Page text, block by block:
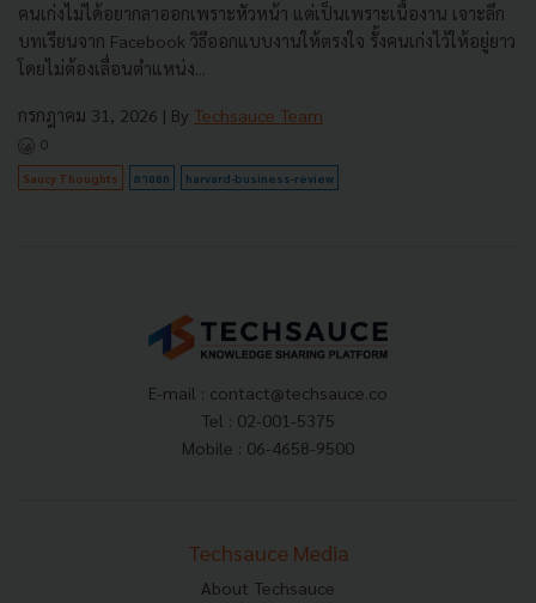
คนเก่งไม่ได้อยากลาออกเพราะหัวหน้า แต่เป็นเพราะเนื้องาน เจาะลึก
บทเรียนจาก Facebook วิธีออกแบบงานให้ตรงใจ รั้งคนเก่งไว้ให้อยู่ยาว
โดยไม่ต้องเลื่อนตำแหน่ง...
กรกฎาคม 31, 2026 | By Techsauce Team
0
Saucy Thoughts ลาออก harvard-business-review
E-mail : contact@techsauce.co
Tel : 02-001-5375
Mobile : 06-4658-9500
Techsauce Media
About Techsauce